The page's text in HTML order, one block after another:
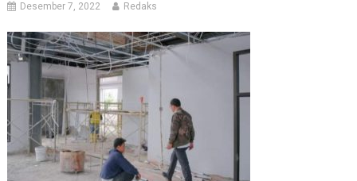
Desember 7, 2022 Redaks